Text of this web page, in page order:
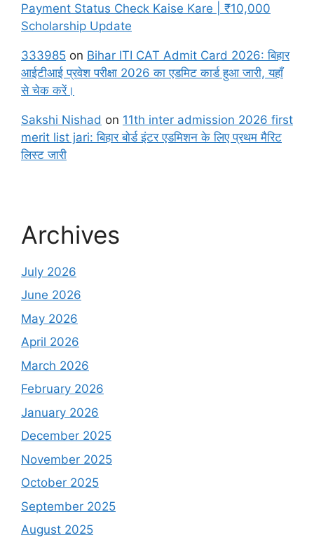
Payment Status Check Kaise Kare | ₹10,000
Scholarship Update
333985 on Bihar ITI CAT Admit Card 2026: बिहार
आईटीआई प्रवेश परीक्षा 2026 का एडमिट कार्ड हुआ जारी, यहाँ
से चेक करें।
Sakshi Nishad on 11th inter admission 2026 first
merit list jari: बिहार बोर्ड इंटर एडमिशन के लिए प्रथम मैरिट
लिस्ट जारी
Archives
July 2026
June 2026
May 2026
April 2026
March 2026
February 2026
January 2026
December 2025
November 2025
October 2025
September 2025
August 2025